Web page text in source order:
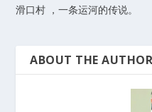
滑口村 ，一条运河的传说。
ABOUT THE AUTHOR